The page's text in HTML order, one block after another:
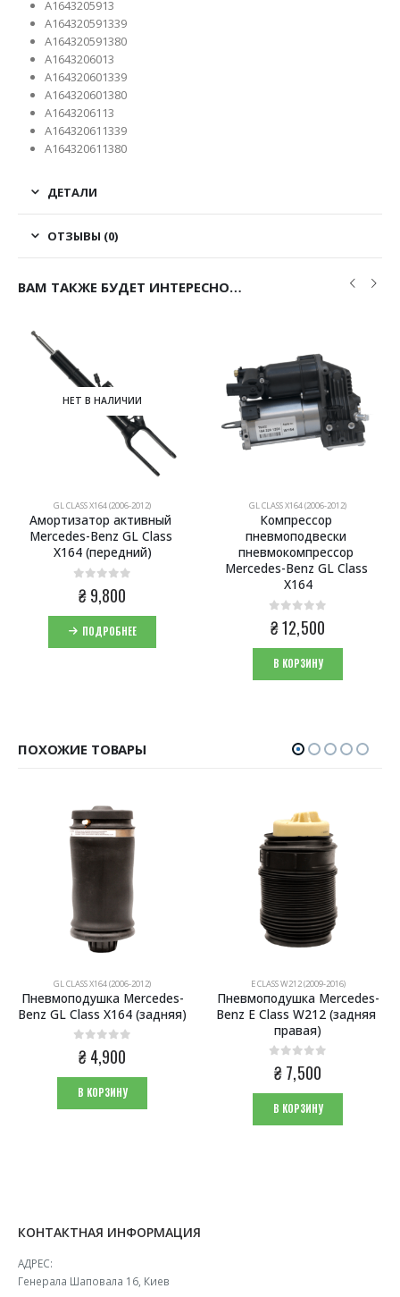
A1643205913
A164320591339
A164320591380
A1643206013
A164320601339
A164320601380
A1643206113
A164320611339
A164320611380
ДЕТАЛИ
ОТЗЫВЫ (0)
ВАМ ТАКЖЕ БУДЕТ ИНТЕРЕСНО…
НЕТ В НАЛИЧИИ
GL CLASS X164 (2006-2012)
Амортизатор активный
Mercedes-Benz GL Class
X164 (передний)
0из 5
₴9,800
ПОДРОБНЕЕ
GL CLASS X164 (2006-2012)
Компрессор
пневмоподвески
пневмокомпрессор
Mercedes-Benz GL Class
X164
0 из 5
₴12,500
В КОРЗИНУ
ПОХОЖИЕ ТОВАРЫ
GL CLASS X164 (2006-2012)
Пневмоподушка Mercedes-
Benz GL Class X164 (задняя)
0из 5
₴4,900
В КОРЗИНУ
E CLASS W212 (2009-2016)
Пневмоподушка Mercedes-
Benz E Class W212 (задняя
правая)
0из 5
₴7,500
В КОРЗИНУ
КОНТАКТНАЯ ИНФОРМАЦИЯ
АДРЕС:
Генерала Шаповала 16, Киев